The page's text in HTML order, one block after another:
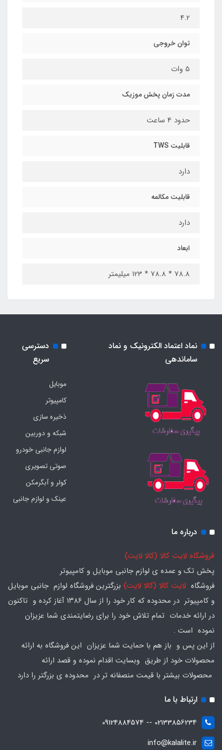
4.2
توان خروجی
5 وات
مدت زمان پخش موزیک
حدود 4 ساعت
قابلیت TWS
دارد
قابلیت مکالمه
دارد
ابعاد
78.8 * 78.8 * 123 میلیمتر
نماد اعتماد الکترونیک و نماد
ساماندهی
دسترسی
سریع
موبایل
کامپیوتر
ذخیره سازی
شبکه و دوربین
لوازم جانبی خودرو
صوتی تصویری
کولر و آبگرمکن
عینک و لوازم جانبی
درباره ما
فروشگاه لایت کالا (کالا لایت)
پخش تک و عمده ی لوازم جانبی موبایل و کامپیوتر
فروشگاه لایت کالا (کالا لایت) بزرگترین فروشگاه لوازم جانبی موبایل
و کامپیوتر در محدوده که کار خود را از سال ۱۳۸۶ آغاز کرده و تاکنون
در ارائه خدمات تمام تلاش خود را برای رضایتمندی شما عزیزان
نموده است .
از این پس و باز هم با حمایت شما عزیزان این فروشگاه به ارائه
محصولات خود از طریق وبسایت اقدام نموده و قصد ارائه
محصولات بیشتر با قیمت منصفانه تر در محدوده ی بزرگتر را دارد
ارتباط با ما
02133856234 -- 09124884574
info@kalalite.ir